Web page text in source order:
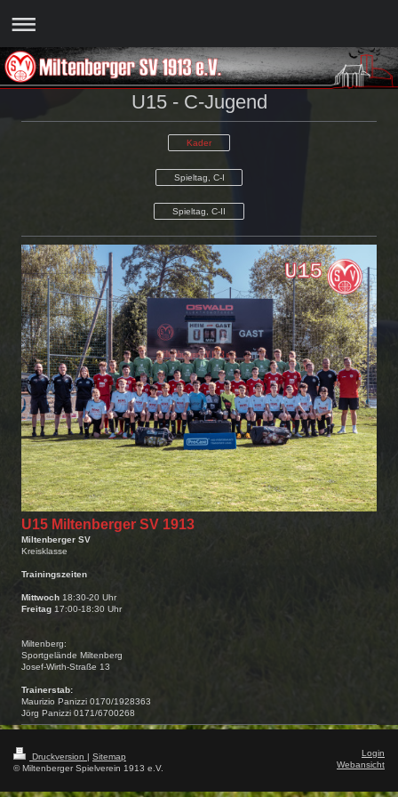
U15 - C-Jugend
Kader
Spieltag, C-I
Spieltag, C-II
U15 Miltenberger SV 1913
Miltenberger SV
Kreisklasse
Trainingszeiten
Mittwoch 18:30-20 Uhr
Freitag 17:00-18:30 Uhr
Miltenberg:
Sportgelände Miltenberg
Josef-Wirth-Straße 13
Trainerstab:
Maurizio Panizzi 0170/1928363
Jörg Panizzi 0171/6700268
Druckversion | Sitemap
© Miltenberger Spielverein 1913 e.V.
Login
Webansicht